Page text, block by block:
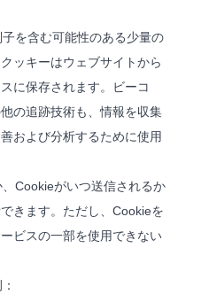
を含む可能性のある少量の
ッキーはウェブサイトから
に保存されます。ビーコ
の追跡技術も、情報を収集
および分析するために使用
Cookieがいつ送信されるか
きます。ただし、Cookieを
ビスの一部を使用できない